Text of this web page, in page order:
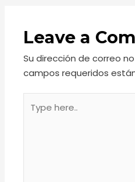
Leave a
Su dirección de correo
campos requeridos
here..